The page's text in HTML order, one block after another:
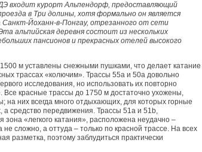
входит курорт Альпендорф, предоставляющий
в Три долины, хотя формально он является
Санкт-Йоханн-в-Понгау, отрезанного от сети
альпийская деревня состоит из нескольких
пансионов и прекрасных отелей высокого
м уставлены снежными пушками, что делает катание
трассах «колючим». Трассы 55а и 50а довольно
исследования, но использовать их повторно
Все красные трассы до 1750 м достаточно ухожены,
на них всегда много отдыхающих, для которых горные
средство передвижения. Трассы 51а и 51b,
зона «легкого катания», расположена неудачно –
не сложно, а оттуда – только по красной трассе. На всех
разметка, поэтому заблудиться практически